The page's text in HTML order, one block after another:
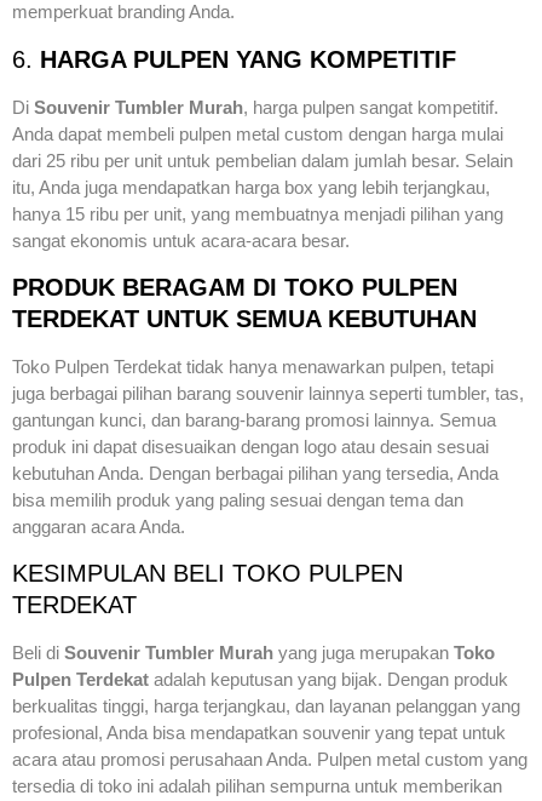
memperkuat branding Anda.
6. HARGA PULPEN YANG KOMPETITIF
Di Souvenir Tumbler Murah, harga pulpen sangat kompetitif.
Anda dapat membeli pulpen metal custom dengan harga mulai
dari 25 ribu per unit untuk pembelian dalam jumlah besar. Selain
itu, Anda juga mendapatkan harga box yang lebih terjangkau,
hanya 15 ribu per unit, yang membuatnya menjadi pilihan yang
sangat ekonomis untuk acara-acara besar.
PRODUK BERAGAM DI TOKO PULPEN
TERDEKAT UNTUK SEMUA KEBUTUHAN
Toko Pulpen Terdekat tidak hanya menawarkan pulpen, tetapi
juga berbagai pilihan barang souvenir lainnya seperti tumbler, tas,
gantungan kunci, dan barang-barang promosi lainnya. Semua
produk ini dapat disesuaikan dengan logo atau desain sesuai
kebutuhan Anda. Dengan berbagai pilihan yang tersedia, Anda
bisa memilih produk yang paling sesuai dengan tema dan
anggaran acara Anda.
KESIMPULAN BELI TOKO PULPEN
TERDEKAT
Beli di Souvenir Tumbler Murah yang juga merupakan Toko
Pulpen Terdekat adalah keputusan yang bijak. Dengan produk
berkualitas tinggi, harga terjangkau, dan layanan pelanggan yang
profesional, Anda bisa mendapatkan souvenir yang tepat untuk
acara atau promosi perusahaan Anda. Pulpen metal custom yang
tersedia di toko ini adalah pilihan sempurna untuk memberikan